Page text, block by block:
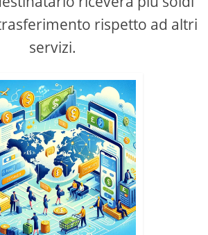
rispetto ad altri
servizi.